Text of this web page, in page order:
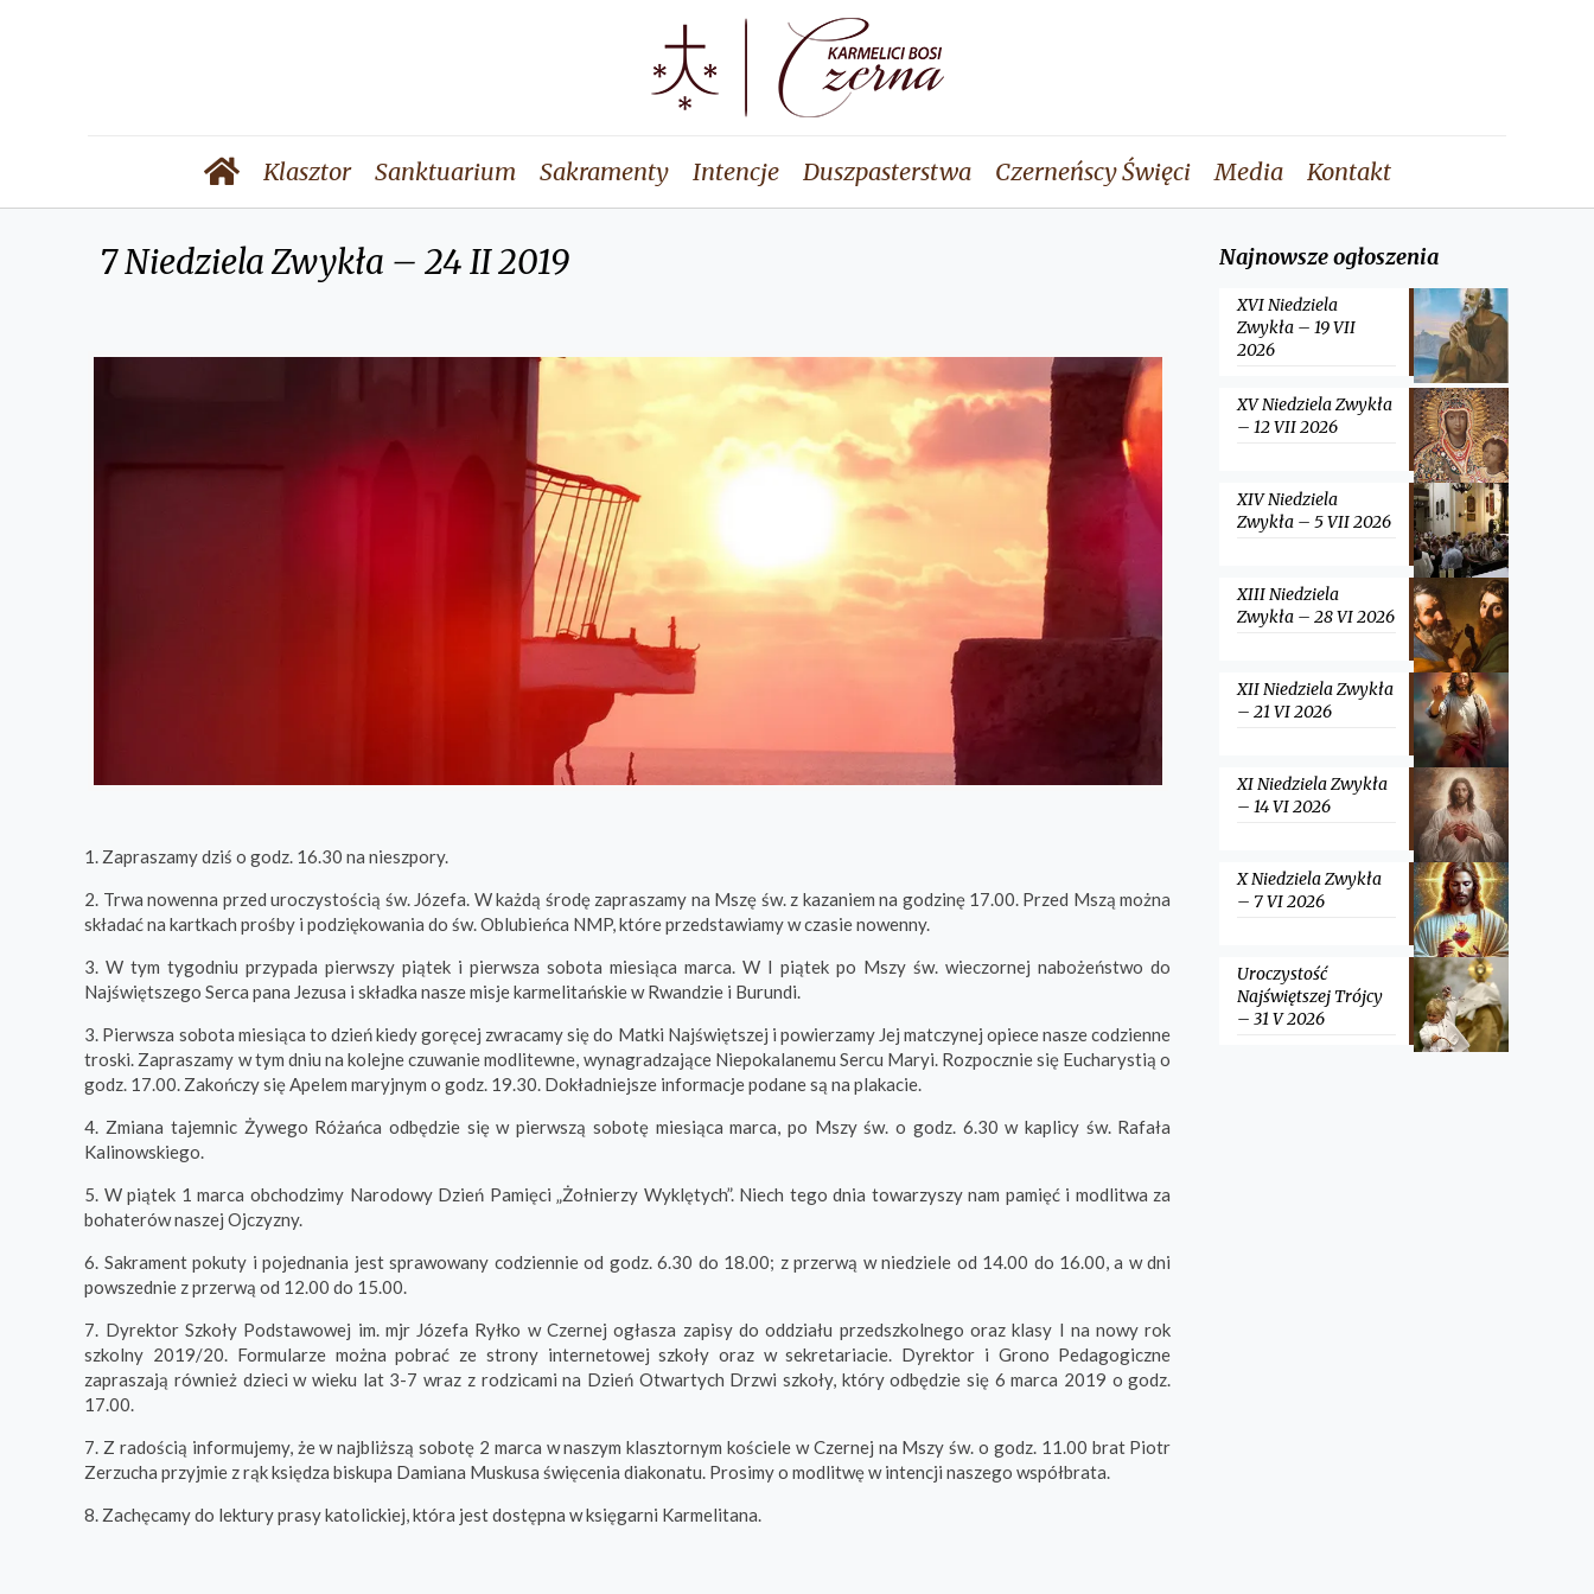
Klasztor Sanktuarium Sakramenty Intencje Duszpasterstwa Czerneńscy Święci Media Kontakt
7 Niedziela Zwykła – 24 II 2019
1. Zapraszamy dziś o godz. 16.30 na nieszpory.
2. Trwa nowenna przed uroczystością św. Józefa. W każdą środę zapraszamy na Mszę św. z kazaniem na godzinę 17.00. Przed Mszą można
składać na kartkach prośby i podziękowania do św. Oblubieńca NMP, które przedstawiamy w czasie nowenny.
3. W tym tygodniu przypadapierwszy piątek i pierwsza sobota miesiąca marca. W I piątek po Mszy św. wieczornejnabożeństwo do
Najświętszego Serca pana Jezusa i składka nasze misje karmelitańskie w Rwandzie i Burundi.
3. Pierwsza sobota miesiąca to dzień kiedy goręcej zwracamy się do Matki Najświętszej i powierzamy Jej matczynej opiece nasze codzienne
troski. Zapraszamy w tym dniu na kolejne czuwanie modlitewne, wynagradzające Niepokalanemu Sercu Maryi. Rozpocznie się Eucharystią o
godz. 17.00. Zakończy się Apelem maryjnym o godz. 19.30. Dokładniejsze informacje podane są na plakacie.
4. Zmiana tajemnic Żywego Różańca odbędzie się w pierwszą sobotę miesiąca marca, po Mszy św. o godz. 6.30 w kaplicy św. Rafała
Kalinowskiego.
5. W piątek 1 marca obchodzimy Narodowy Dzień Pamięci „Żołnierzy Wyklętych”. Niech tego dnia towarzyszy nam pamięć i modlitwa za
bohaterów naszej Ojczyzny.
6. Sakrament pokuty i pojednania jest sprawowany codziennie od godz. 6.30 do 18.00; z przerwą w niedziele od 14.00 do 16.00, a w dni
powszednie z przerwą od 12.00 do 15.00.
7. Dyrektor Szkoły Podstawowej im. mjr Józefa Ryłko w Czernej ogłasza zapisy do oddziału przedszkolnego oraz klasy I na nowy rok
szkolny 2019/20. Formularze można pobrać ze strony internetowej szkoły oraz w sekretariacie. Dyrektor i Grono Pedagogiczne
zapraszają również dzieci w wieku lat 3-7 wraz z rodzicami na Dzień Otwartych Drzwi szkoły, który odbędzie się 6 marca 2019 o godz.
17.00.
7. Z radością informujemy, że w najbliższą sobotę 2 marca w naszym klasztornym kościele w Czernej na Mszy św. o godz. 11.00 brat Piotr
Zerzucha przyjmie z rąk księdza biskupa Damiana Muskusa święcenia diakonatu. Prosimy o modlitwę w intencji naszego współbrata.
8. Zachęcamy do lektury prasy katolickiej, która jest dostępna w księgarni Karmelitana.
Najnowsze ogłoszenia
XVI Niedziela
Zwykła – 19 VII
2026
XV Niedziela Zwykła
– 12 VII 2026
XIV Niedziela
Zwykła – 5 VII 2026
XIII Niedziela
Zwykła – 28 VI 2026
XII Niedziela Zwykła
– 21 VI 2026
XI Niedziela Zwykła
– 14 VI 2026
X Niedziela Zwykła
– 7 VI 2026
Uroczystość
Najświętszej Trójcy
– 31 V 2026